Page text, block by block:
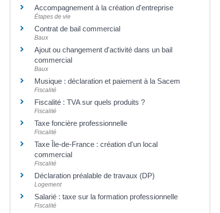
Accompagnement à la création d'entreprise
Étapes de vie
Contrat de bail commercial
Baux
Ajout ou changement d'activité dans un bail
commercial
Baux
Musique : déclaration et paiement à la Sacem
Fiscalité
Fiscalité : TVA sur quels produits ?
Fiscalité
Taxe foncière professionnelle
Fiscalité
Taxe Île-de-France : création d'un local
commercial
Fiscalité
Déclaration préalable de travaux (DP)
Logement
Salarié : taxe sur la formation professionnelle
Fiscalité